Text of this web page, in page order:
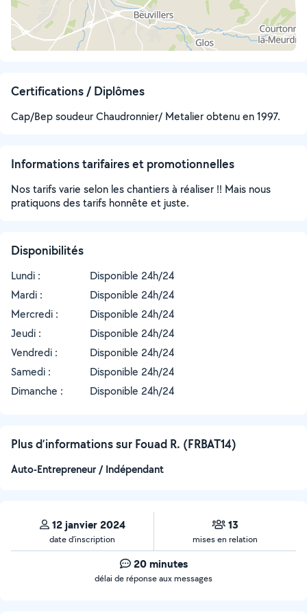
Certifications / Diplômes
Cap/Bep soudeur Chaudronnier/ Metalier obtenu en 1997.
Informations tarifaires et promotionnelles
Nos tarifs varie selon les chantiers à réaliser !! Mais nous
pratiquons des tarifs honnête et juste.
Disponibilités
Lundi :
Disponible 24h/24
Mardi :
Disponible 24h/24
Mercredi :
Disponible 24h/24
Jeudi :
Disponible 24h/24
Vendredi :
Disponible 24h/24
Samedi :
Disponible 24h/24
Dimanche :
Disponible 24h/24
Plus d’informations sur Fouad R. (FRBAT14)
Auto-Entrepreneur / Indépendant
12 janvier 2024
date d’inscription
13
mises en relation
20 minutes
délai de réponse aux messages